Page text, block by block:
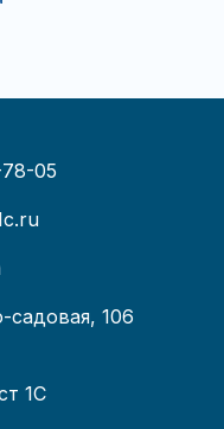
05
106
1С